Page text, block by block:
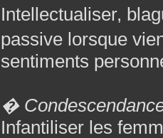
Intellectualiser,
passive lorsque
sentiments
�
Infantiliser les